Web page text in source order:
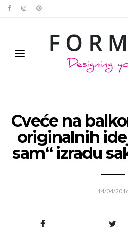
Cveće na
originalnih
sam“ izradu
14/04/